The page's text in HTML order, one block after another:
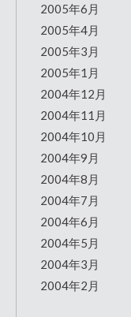
2005年6月
2005年4月
2005年3月
2005年1月
2004年12月
2004年11月
2004年10月
2004年9月
2004年8月
2004年7月
2004年6月
2004年5月
2004年3月
2004年2月